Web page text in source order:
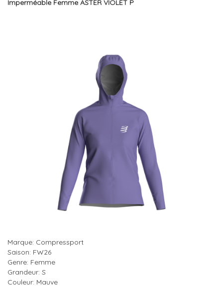
Imperméable Femme ASTER VIOLET P
Marque: Compressport
Saison: FW26
Genre: Femme
Grandeur: S
Couleur: Mauve